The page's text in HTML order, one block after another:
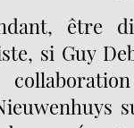
être
si Guy